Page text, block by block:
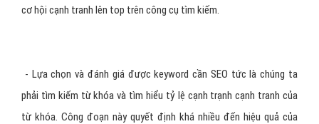
cơ hội cạnh tranh lên top trên công cụ tìm kiếm.
- Lựa chọn và đánh giá được keyword cần SEO tức là chúng ta
phải tìm kiếm từ khóa và tìm hiểu tỷ lệ cạnh trạnh cạnh tranh của
từ khóa. Công đoạn này quyết định khá nhiều đến hiệu quả của